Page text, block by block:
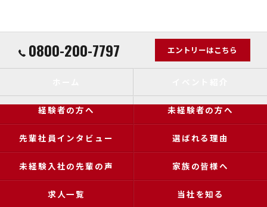
0800-200-7797 エントリーはこちら
経験者の方へ 未経験者の方へ
先輩社員インタビュー 選ばれる理由
未経験入社の先輩の声 家族の皆様へ
求人一覧 当社を知る